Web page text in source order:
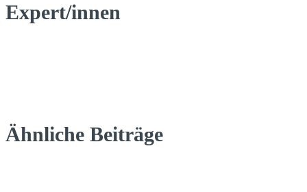
Expert/innen
Ähnliche Beiträge